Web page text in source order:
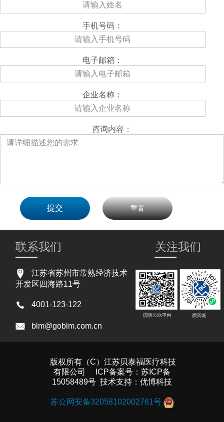
手机号码：
电子邮箱：
企业名称：
咨询内容：
重置
联系我们
江苏省苏州市常熟经济技术
开发区四海路11号
4001-123-122
blm@goblm.com.cn
关注我们
版权所有（C）江苏贝泰福医疗科技
有限公司 ICP备案号： 苏ICP备
15058489号 技术支持： 优博科技
苏公网安备32058102002761号